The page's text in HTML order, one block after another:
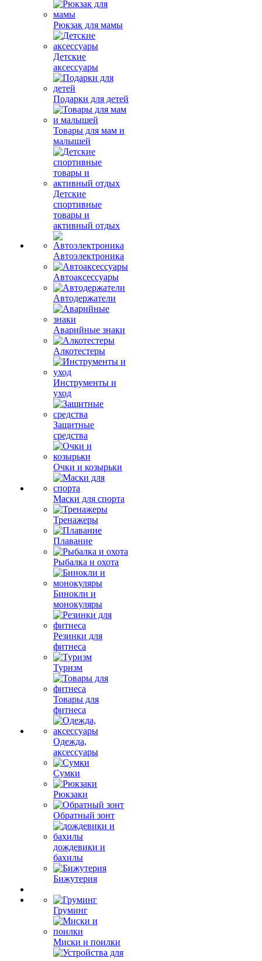
Рюкзак для мамы
Детские
аксессуары
Подарки для детей
Товары для мам и
малышей
Детские
спортивные
товары и
активный отдых
Автоэлектроника
Автоаксессуары
Автодержатели
Аварийные знаки
Алкотестеры
Инструменты и
уход
Защитные
средства
Очки и козырьки
Маски для спорта
Тренажеры
Плавание
Рыбалка и охота
Бинокли и
монокуляры
Резинки для
фитнеса
Туризм
Товары для
фитнеса
Одежда,
аксессуары
Сумки
Рюкзаки
Обратный зонт
дождевики и
бахилы
Бижутерия
Груминг
Миски и поилки